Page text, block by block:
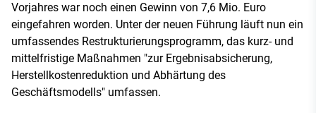
Vorjahres war noch einen Gewinn von 7,6 Mio. Euro
eingefahren worden. Unter der neuen Führung läuft nun ein
umfassendes Restrukturierungsprogramm, das kurz- und
mittelfristige Maßnahmen "zur Ergebnisabsicherung,
Herstellkostenreduktion und Abhärtung des
Geschäftsmodells" umfassen.